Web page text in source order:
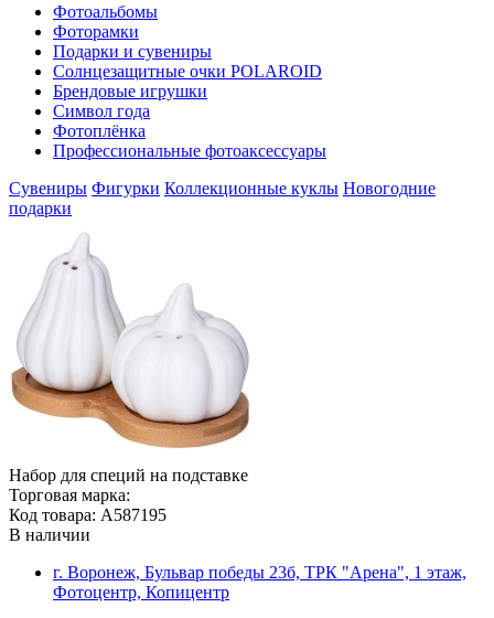
Фотоальбомы
Фоторамки
Подарки и сувениры
Солнцезащитные очки POLAROID
Брендовые игрушки
Символ года
Фотоплёнка
Профессиональные фотоаксессуары
Сувениры Фигурки Коллекционные куклы Новогодние
подарки
Набор для специй на подставке
Торговая марка:
Код товара: A587195
В наличии
г. Воронеж, Бульвар победы 23б, ТРК "Арена", 1 этаж,
Фотоцентр, Копицентр